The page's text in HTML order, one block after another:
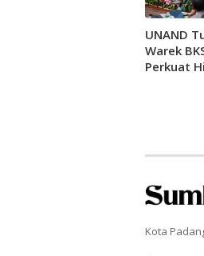
UNAND
Warek
Perkuat
Kota